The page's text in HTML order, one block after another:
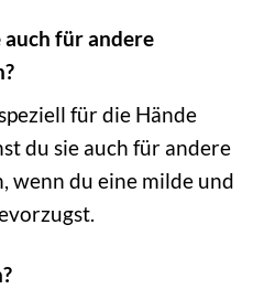
auch für andere
für die Hände
du sie auch für andere
wenn du eine milde und